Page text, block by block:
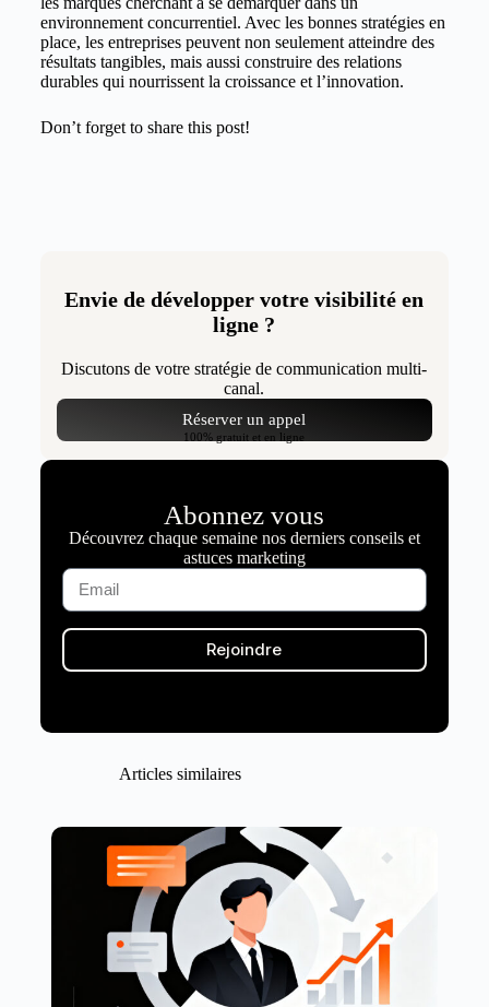
environnement concurrentiel. Avec les bonnes stratégies en
place, les entreprises peuvent non seulement atteindre des
résultats tangibles, mais aussi construire des relations
durables qui nourrissent la croissance et l’innovation.
Don’t forget to share this post!
Envie de développer votre visibilité en
ligne ?
Discutons de votre stratégie de communication multi-
canal.
Réserver un appel
100% gratuit et en ligne
Abonnez vous
Découvrez chaque semaine nos derniers conseils et
astuces marketing
Rejoindre
Articles similaires